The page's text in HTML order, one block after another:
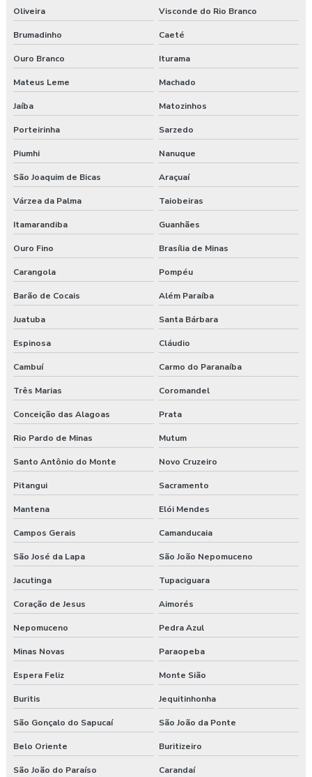
Pgr segurança do trabalho esocial
Pgr segurança do trabalho nr
Pgr segurança do trabalho valor
Pgrtr nr 31
Plano de atendimento a emergência
Programa de gerenciamento de riscos
Programa de gerenciamento de riscos ambientais
Programa de gerenciamento de riscos no trabalho rural
Programa de gerenciamento de riscos no trabalho rural pgr
Programa de gerenciamento de riscos nr
Programa de gerenciamento de riscos nr 1
Programa de gerenciamento de riscos ocupacionais
Programa de gerenciamento de riscos segurança do trabalho
Programa pgr
Programa de prevenção de riscos ergonômicos
Programas de segurança do trabalho na construção civil
Proposta de consultoria segurança do trabalho
Segurança e medicina do trabalho
Serviço de higiene e segurança no trabalho
Serviços de consultoria em segurança do trabalho
Treinamento de epi nr 6
Treinamento de ergonomia
Treinamento ergonomia levantamento de peso
Oliveira Visconde do Rio Branco
Brumadinho Caeté
Ouro Branco Iturama
Mateus Leme Machado
Jaíba Matozinhos
Porteirinha Sarzedo
Piumhi Nanuque
São Joaquim de Bicas Araçuaí
Várzea da Palma Taiobeiras
Itamarandiba Guanhães
Ouro Fino Brasília de Minas
Carangola Pompéu
Barão de Cocais Além Paraíba
Juatuba Santa Bárbara
Espinosa Cláudio
Cambuí Carmo do Paranaíba
Três Marias Coromandel
Conceição das Alagoas Prata
Rio Pardo de Minas Mutum
Santo Antônio do Monte Novo Cruzeiro
Pitangui Sacramento
Mantena Elói Mendes
Campos Gerais Camanducaia
São José da Lapa São João Nepomuceno
Jacutinga Tupaciguara
Coração de Jesus Aimorés
Nepomuceno Pedra Azul
Minas Novas Paraopeba
Espera Feliz Monte Sião
Buritis Jequitinhonha
São Gonçalo do Sapucaí São João da Ponte
Belo Oriente Buritizeiro
São João do Paraíso Carandaí